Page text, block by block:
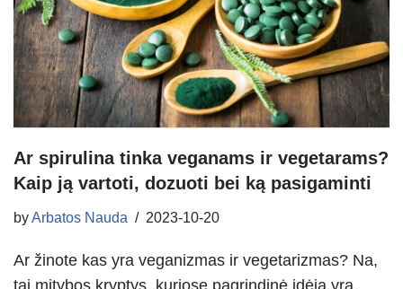
Ar spirulina tinka veganams ir vegetarams?
Kaip ją vartoti, dozuoti bei ką pasigaminti
byArbatos Nauda 2023-10-20
Ar žinote kas yra veganizmas ir vegetarizmas? Na,